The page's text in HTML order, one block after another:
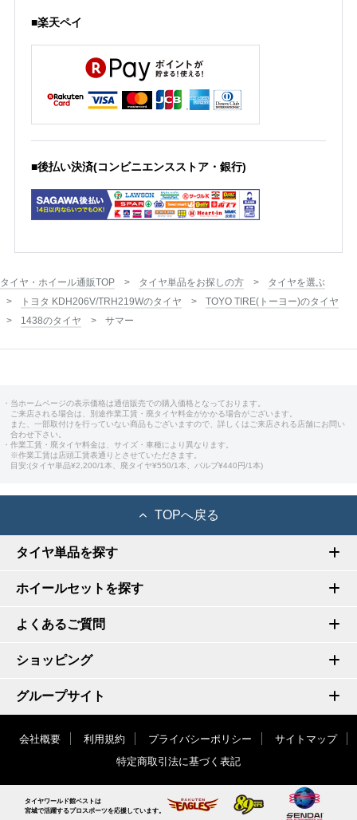
■楽天ペイ
■後払い決済(コンビニエンスストア・銀行)
タイヤ・ホイール通販TOP タイヤ単品をお探しの方
タイヤを選ぶ
トヨタ KDH206V/TRH219Wのタイヤ
TOYO TIRE(トーヨー)のタイヤ
1438のタイヤ
サマー
・当ホームページの表示価格は通信販売での購入価格となっております。
ご来店される場合は、別途作業工賃・廃タイヤ料金がかかる場合がございます。
また、一部取付けを行っていない商品もございますので、詳しくはご来店される店舗にお問い
合わせ下さい。
・作業工賃・廃タイヤ料金は、サイズ・車種により異なります。
※作業工賃は店頭工賃表通りとさせていただきます。
目安:(タイヤ単品¥2,200/1本、廃タイヤ¥550/1本、バルブ¥440円/1本)
TOPへ戻る
タイヤ単品を探す
ホイールセットを探す
よくあるご質問
ショッピング
グループサイト
会社概要 利用規約 プライバシーポリシー
サイトマップ
特定商取引法に基づく表記
タイヤワールド館ベストは
宮城で活躍するプロスポーツを応援しています。